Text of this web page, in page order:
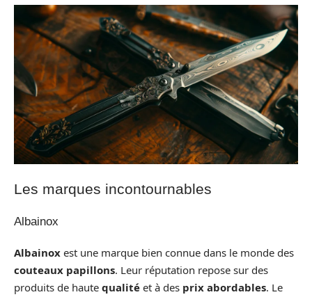
Les marques incontournables
Albainox
Albainox est une marque bien connue dans le monde des
couteaux papillons. Leur réputation repose sur des
produits de haute qualité et à des prix abordables. Le